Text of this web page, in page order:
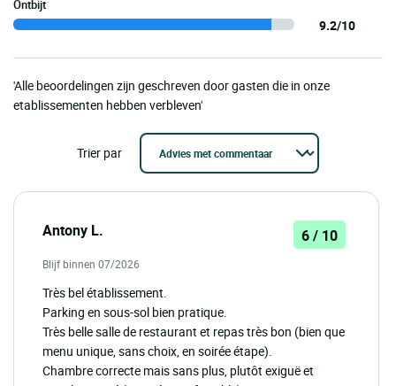
Ontbijt
9.2/10
'Alle beoordelingen zijn geschreven door gasten die in onze
etablissementen hebben verbleven'
Trier par
Antony L. 6 / 10
Blijf binnen 07/2026
Très bel établissement.
Parking en sous-sol bien pratique.
Très belle salle de restaurant et repas très bon (bien que
menu unique, sans choix, en soirée étape).
Chambre correcte mais sans plus, plutôt exiguë et